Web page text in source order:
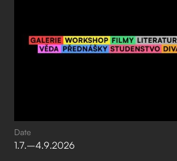
Date
1.7.–⁠4.9.2026